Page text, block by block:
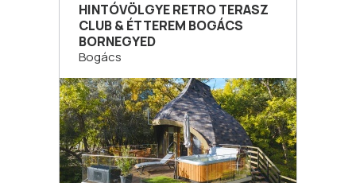
HINTÓVÖLGYE RETRO TERASZ
CLUB & ÉTTEREM BOGÁCS
BORNEGYED
Bogács